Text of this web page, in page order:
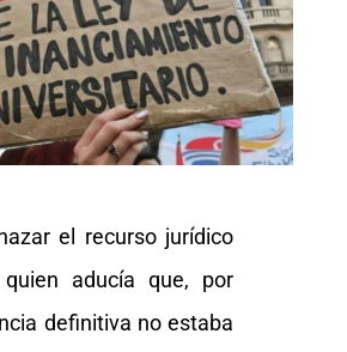
el recurso jurídico
aducía que, por
definitiva no estaba